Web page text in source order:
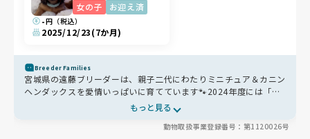
女の子
お迎え済
-円（税込）
2025/12/23(7か月)
Breeder Families
宮城県の遠藤ブリーダーは、親子二代にわたりミニチュア＆カニン
ヘンダックスを愛情いっぱいに育てています🐾2024年度には「優
良犬繁殖実績（アウトスタンディングブリーダー）」として表彰！
少数飼育で、一頭一頭の健康と幸せを最優先🐶手作りごはんと丁寧
なケアで輝く毛並みと穏やかな性格を育んでいます✨
もっと見る
動物取扱事業登録番号：第1120026号